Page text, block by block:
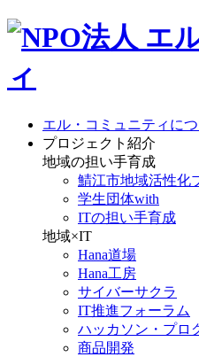
エル・コミュニティに
プロジェクト紹介
地域の担い手育成
鯖江市地域活性化
学生団体with
ITの担い手育成
地域×IT
Hana道場
Hana工房
サイバーサクラ
IT推進フォーラム
ハッカソン・プロ
商品開発